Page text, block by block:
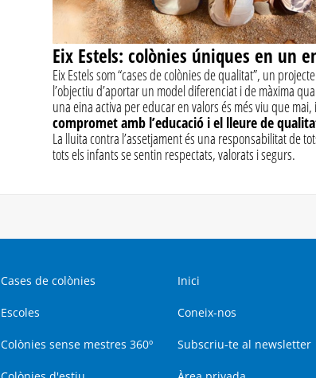
Eix Estels: colònies úniques en un
Eix Estels som “cases de colònies de qualitat”, un
l’objectiu d’aportar un model diferenciat i de màxima
una eina activa per educar en valors és més viu que mai,
compromet amb l’educació i el lleure de
La lluita contra l’assetjament és una responsabilitat de
tots els infants se sentin respectats, valorats i segurs.
Cases de colònies Inici
Escoles Coneix-nos
Colònies sense mestres 360º Subscriu-te al newsletter